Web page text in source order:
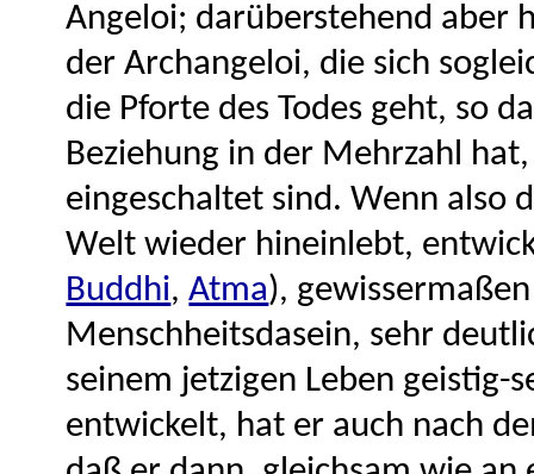
Angeloi; darüberstehend aber
der Archangeloi, die sich
die Pforte des Todes geht, so
Beziehung in der Mehrzahl
eingeschaltet sind. Wenn also
Welt wieder hineinlebt,
Buddhi,Atma),
Menschheitsdasein, sehr
seinem jetzigen Leben geistig-
entwickelt, hat er auch nach